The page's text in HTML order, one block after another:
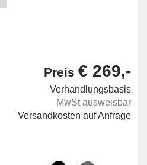
Preis € 269,-
Verhandlungsbasis
MwSt ausweisbar
Versandkosten auf Anfrage